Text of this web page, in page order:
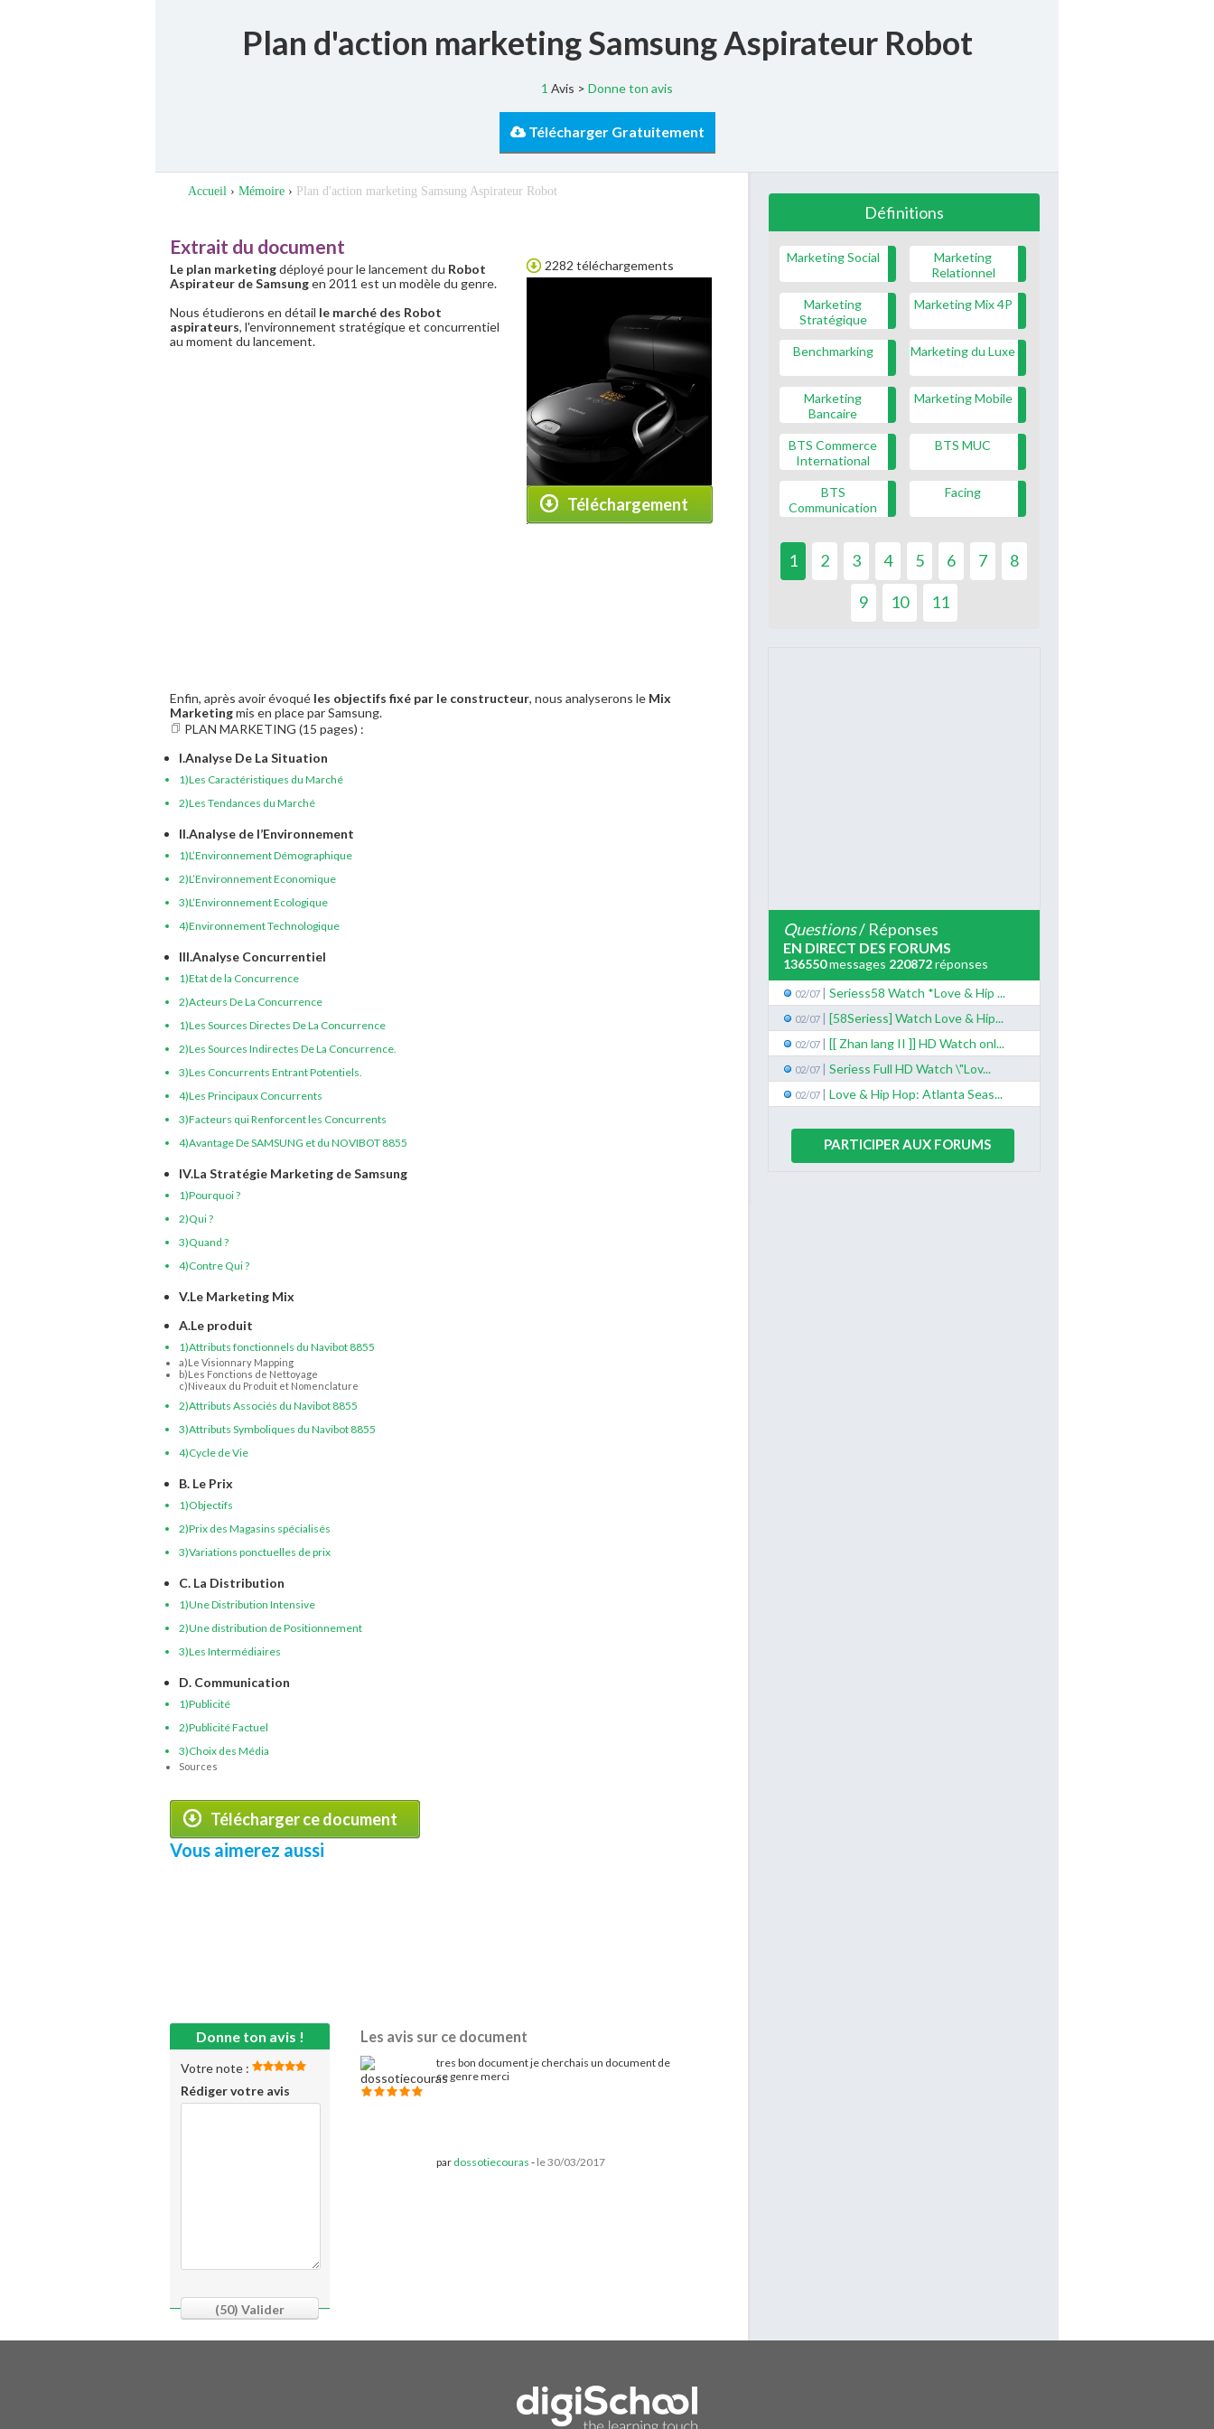
Plan d'action marketing Samsung Aspirateur Robot
1 Avis > Donne ton avis
Télécharger Gratuitement
Accueil › Mémoire › Plan d'action marketing Samsung Aspirateur Robot
Téléchargement
2282 téléchargements
Extrait du document
Le plan marketingdéployé pour le lancement du Robot
Aspirateur de Samsungen 2011 est un modèle du genre.
Nous étudierons en détail le marché des Robot
aspirateurs, l'environnement stratégique et concurrentiel
au moment du lancement.
Enfin, après avoir évoqué les objectifs fixé par le constructeur, nous analyserons le Mix
Marketingmis en place par Samsung.
PLAN MARKETING (15 pages) :
I.Analyse De La Situation
1)Les Caractéristiques du Marché
2)Les Tendances du Marché
II.Analyse de l’Environnement
1)L’Environnement Démographique
2)L’Environnement Economique
3)L’Environnement Ecologique
4)Environnement Technologique
III.Analyse Concurrentiel
1)Etat de la Concurrence
2)Acteurs De La Concurrence
1)Les Sources Directes De La Concurrence
2)Les Sources Indirectes De La Concurrence.
3)Les Concurrents Entrant Potentiels.
4)Les Principaux Concurrents
3)Facteurs qui Renforcent les Concurrents
4)Avantage De SAMSUNG et du NOVIBOT 8855
IV.La Stratégie Marketing de Samsung
1)Pourquoi ?
2)Qui ?
3)Quand ?
4)Contre Qui ?
V.Le Marketing Mix
A.Le produit
1)Attributs fonctionnels du Navibot 8855
a)Le Visionnary Mapping
b)Les Fonctions de Nettoyage
c)Niveaux du Produit et Nomenclature
2)Attributs Associés du Navibot 8855
3)Attributs Symboliques du Navibot 8855
4)Cycle de Vie
B. Le Prix
1)Objectifs
2)Prix des Magasins spécialisés
3)Variations ponctuelles de prix
C. La Distribution
1)Une Distribution Intensive
2)Une distribution de Positionnement
3)Les Intermédiaires
D. Communication
1)Publicité
2)Publicité Factuel
3)Choix des Média
Sources
Télécharger ce document
Vous aimerez aussi
Donne ton avis !
Votre note :
Rédiger votre avis
(50) Valider
Les avis sur ce document
tres bon document je cherchais un document de
ce genre merci
par dossotiecouras - le 30/03/2017
Définitions
Marketing Social
Marketing
Relationnel
Marketing
Stratégique
Marketing Mix 4P
Benchmarking Marketing du Luxe
Marketing
Bancaire
Marketing Mobile
BTS Commerce
International
BTS MUC
BTS
Communication
Facing
1 2 3 4 5 6 7 8
9 10 11
Questions/ Réponses
EN DIRECT DES FORUMS
136550messages 220872réponses
02/07 | Seriess58 Watch *Love & Hip ...
02/07 | [58Seriess] Watch Love & Hip...
02/07 | [[ Zhan lang II ]] HD Watch onl...
02/07 | Seriess Full HD Watch \"Lov...
02/07 | Love & Hip Hop: Atlanta Seas...
PARTICIPER AUX FORUMS